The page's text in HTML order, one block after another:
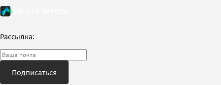
Рассылка:
Подписаться